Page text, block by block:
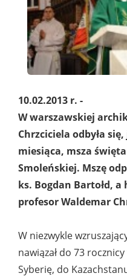
10.02.2013 r. -
W warszawskiej
Chrzciciela odbyła
miesiąca, msza
Smoleńskiej. Mszę
ks. Bogdan Bartołd, a
profesor Waldemar
W niezwykle
nawiązał do 73
Syberię, do